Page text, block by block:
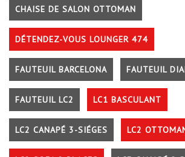
CHAISE DE SALON OTTOMAN
DÉTENDEZ-VOUS LOUNGER 474
FAUTEUIL BARCELONA FAUTEUIL
FAUTEUIL LC2 LC1 BASCULANT
LC2 CANAPÉ 3-SIÉGES LC2